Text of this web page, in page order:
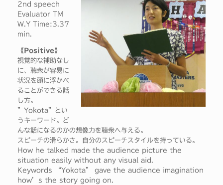
2nd speech
Evaluator TM
W.Y Time:3.37
min.
《Positive》
視覚的な補助なし
に、聴衆が容易に
状況を頭に浮かべ
ることができる話
し方。
”Yokota”とい
うキーワード。ど
んな話になるのかの想像力を聴衆へ与える。
スピーチの滑らかさ。自分のスピーチスタイルを持っている。
How he talked made the audience picture the
situation easily without any visual aid.
Keywords “Yokota” gave the audience imagination
how’s the story going on.